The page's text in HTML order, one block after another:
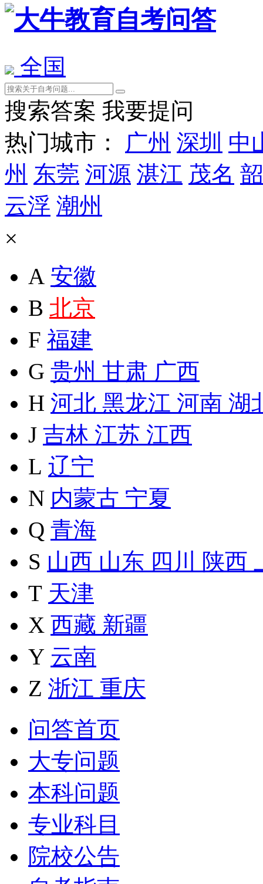
全国
搜索答案 我要提问
热门城市：
广州 深圳 中
州 东莞 河源 湛江 茂名
云浮 潮州
×
A 安徽
B 北京
F 福建
G 贵州 甘肃 广西
H 河北 黑龙江 河南 湖
J 吉林 江苏 江西
L 辽宁
N 内蒙古 宁夏
Q 青海
S 山西 山东 四川 陕西
T 天津
X 西藏 新疆
Y 云南
Z 浙江 重庆
问答首页
大专问题
本科问题
专业科目
院校公告